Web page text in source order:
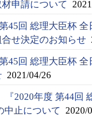
申請について
第45回 総理大臣杯
せ決定のお知らせ
第45回 総理大臣杯
2021/04/26
『2020年度 第44回
中止について 2020/